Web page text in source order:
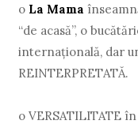
o La Mama
“de acasă”, o
internaţională, dar
REINTERPRETATĂ.
o VERSATILITATE